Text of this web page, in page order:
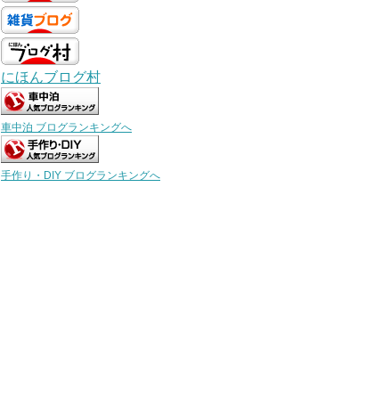
にほんブログ村
車中泊 ブログランキングへ
手作り・DIY ブログランキングへ